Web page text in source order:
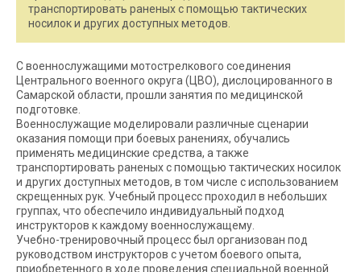
транспортировать раненых с помощью тактических
носилок и других доступных методов.
С военнослужащими мотострелкового соединения
Центрального военного округа (ЦВО), дислоцированного в
Самарской области, прошли занятия по медицинской
подготовке.
Военнослужащие моделировали различные сценарии
оказания помощи при боевых ранениях, обучались
применять медицинские средства, а также
транспортировать раненых с помощью тактических носилок
и других доступных методов, в том числе с использованием
скрещенных рук. Учебный процесс проходил в небольших
группах, что обеспечило индивидуальный подход
инструкторов к каждому военнослужащему.
Учебно-тренировочный процесс был организован под
руководством инструкторов с учетом боевого опыта,
приобретенного в ходе проведения специальной военной